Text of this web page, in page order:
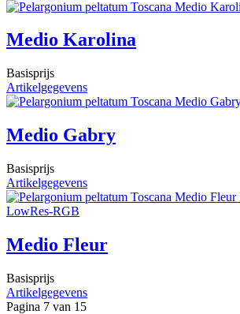
Medio Karolina
Basisprijs
Artikelgegevens
Medio Gabry
Basisprijs
Artikelgegevens
Medio Fleur
Basisprijs
Artikelgegevens
Pagina 7 van 15